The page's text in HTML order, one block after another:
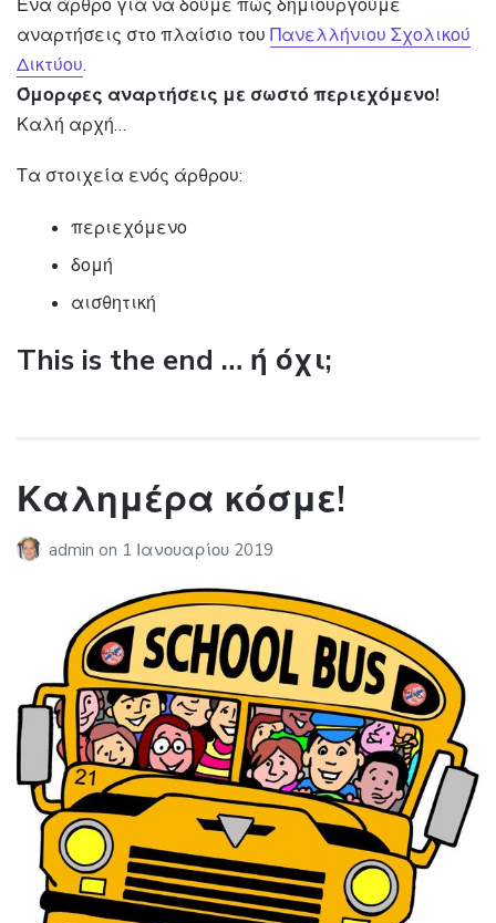
Ένα άρθρο για να δούμε πώς δημιουργούμε
αναρτήσεις στο πλαίσιο του Πανελλήνιου Σχολικού
Δικτύου.
Όμορφες αναρτήσεις με σωστό περιεχόμενο!
Καλή αρχή…
Τα στοιχεία ενός άρθρου:
περιεχόμενο
δομή
αισθητική
This is the end … ή όχι;
Καλημέρα κόσμε!
admin on 1 Ιανουαρίου 2019